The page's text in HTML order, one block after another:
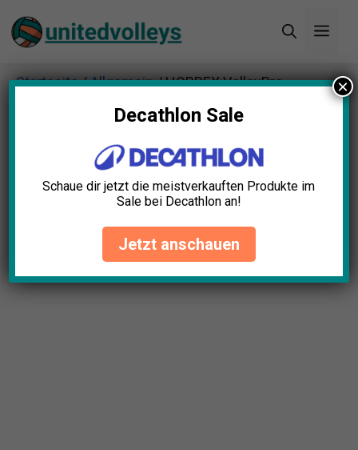
Inhalt
Startseite/Allgemein/ HORREX VolleyPro
UnterarmschonerDecathlon Sale
Schaue dir jetzt die meistverkauften Produkte im
Sale bei Decathlon an!
Jetzt anschauen
×